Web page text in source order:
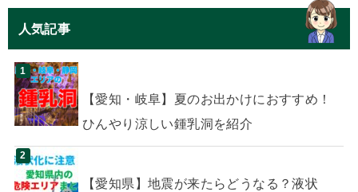
人気記事
【愛知・岐阜】夏のお出かけにおすすめ！
ひんやり涼しい鍾乳洞を紹介
【愛知県】地震が来たらどうなる？液状